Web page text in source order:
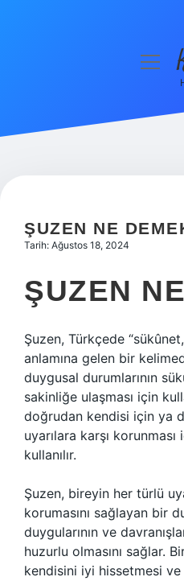
Hakkımızda
ŞUZEN NE
Tarih: Ağustos 18, 2024
ŞUZEN
Şuzen, Türkçede
anlamına gelen bir
duygusal durumlarının
sakinliğe ulaşması için
doğrudan kendisi için ya
uyarılara karşı
kullanılır.
Şuzen, bireyin her türlü
korumasını sağlayan bir
duygularının ve
huzurlu olmasını sağlar.
kendisini iyi hissetmesi